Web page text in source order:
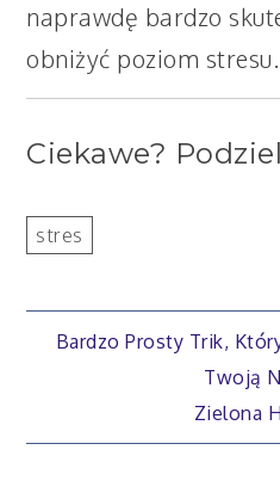
naprawdę bardzo
obniżyć poziom stresu.
Ciekawe?
stres
Nawigacja
Bardzo Prosty Trik,
Twoją
Zielona